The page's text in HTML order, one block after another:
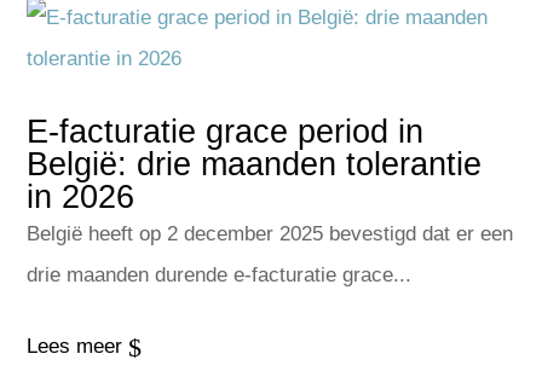
E-facturatie grace period in
België: drie maanden tolerantie
in 2026
België heeft op 2 december 2025 bevestigd dat er een
drie maanden durende e-facturatie grace...
Lees meer $